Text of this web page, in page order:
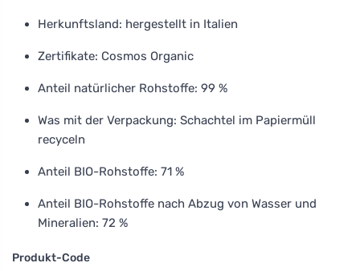
Herkunftsland: hergestellt in Italien
Zertifikate: Cosmos Organic
Anteil natürlicher Rohstoffe: 99 %
Was mit der Verpackung: Schachtel im Papiermüll
recyceln
Anteil BIO-Rohstoffe: 71 %
Anteil BIO-Rohstoffe nach Abzug von Wasser und
Mineralien: 72 %
Produkt-Code